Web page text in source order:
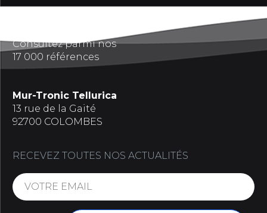
Consultez parmi nos
17 000 références
Mur-Tronic Tellurica
13 rue de la Gaité
92700 COLOMBES
RECEVEZ TOUTES NOS ACTUALITÉS